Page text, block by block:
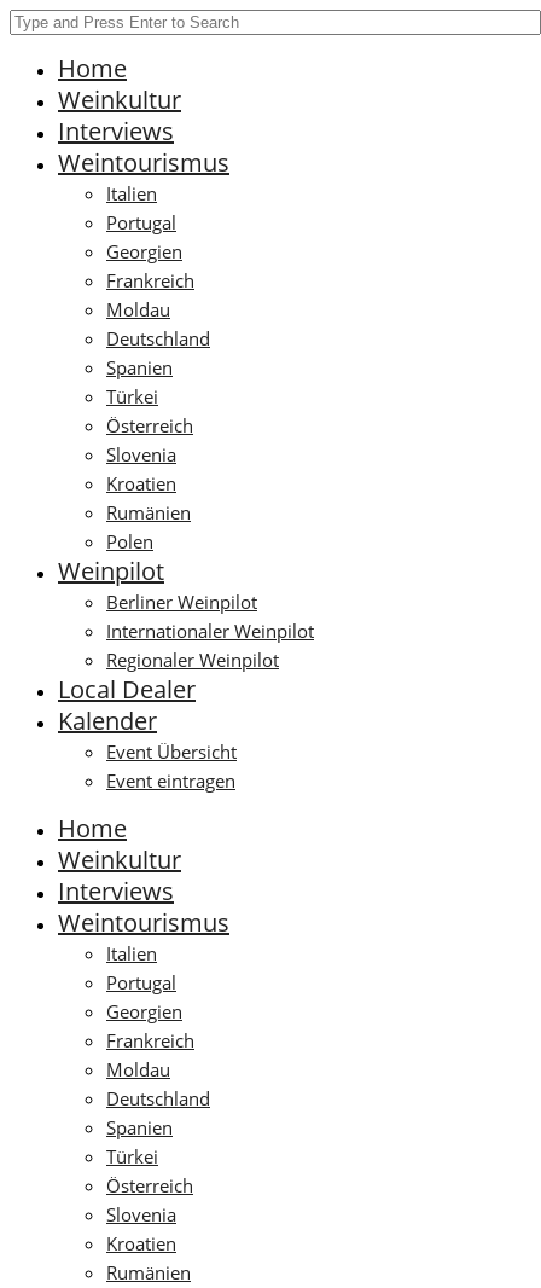
Home
Weinkultur
Interviews
Weintourismus
Italien
Portugal
Georgien
Frankreich
Moldau
Deutschland
Spanien
Türkei
Österreich
Slovenia
Kroatien
Rumänien
Polen
Weinpilot
Berliner Weinpilot
Internationaler Weinpilot
Regionaler Weinpilot
Local Dealer
Kalender
Event Übersicht
Event eintragen
Home
Weinkultur
Interviews
Weintourismus
Italien
Portugal
Georgien
Frankreich
Moldau
Deutschland
Spanien
Türkei
Österreich
Slovenia
Kroatien
Rumänien